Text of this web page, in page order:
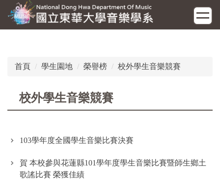
到
主
首頁 學生園地 榮譽榜 校外學生音樂競賽
校外學生音樂競賽
103學年度全國學生音樂比賽決賽
賀 本校參與花蓮縣101學年度學生音樂比賽暨師生鄉土
歌謠比賽 榮獲佳績